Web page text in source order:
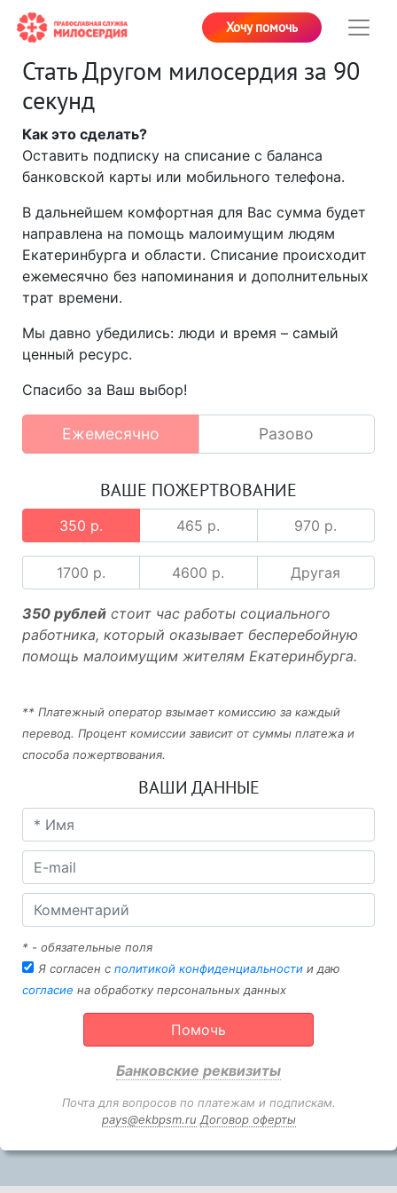
Хочу помочь
Стать Другом милосердия за 90
секунд
Как это сделать?
Оставить подписку на списание с баланса
банковской карты или мобильного телефона.
В дальнейшем комфортная для Вас сумма будет
направлена на помощь малоимущим людям
Екатеринбурга и области. Списание происходит
ежемесячно без напоминания и дополнительных
трат времени.
Мы давно убедились: люди и время – самый
ценный ресурс.
Спасибо за Ваш выбор!
Ежемесячно Разово
ВАШЕ ПОЖЕРТВОВАНИЕ
350 р. 465 р. 970 р.
1700 р. 4600 р. Другая
350 рублей стоит час работы социального
работника, который оказывает бесперебойную
помощь малоимущим жителям Екатеринбурга.
** Платежный оператор взымает комиссию за каждый
перевод. Процент комиссии зависит от суммы платежа и
способа пожертвования.
ВАШИ ДАННЫЕ
* - обязательные поля
Я согласен с политикой конфиденциальности и даю
согласие на обработку персональных данных
Помочь
Банковские реквизиты
Почта для вопросов по платежам и подпискам.
pays@ekbpsm.ru Договор оферты